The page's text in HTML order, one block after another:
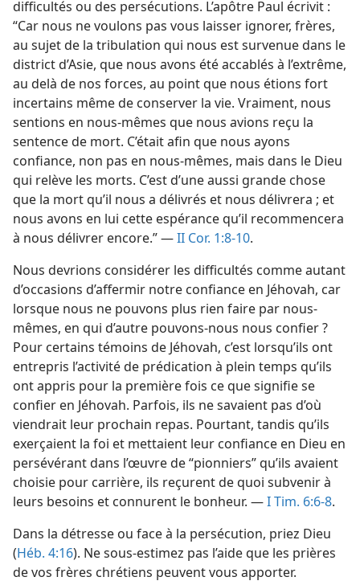
difficultés ou des persécutions. L’apôtre Paul écrivit :
“Car nous ne voulons pas vous laisser ignorer, frères,
au sujet de la tribulation qui nous est survenue dans le
district d’Asie, que nous avons été accablés à l’extrême,
au delà de nos forces, au point que nous étions fort
incertains même de conserver la vie. Vraiment, nous
sentions en nous-​mêmes que nous avions reçu la
sentence de mort. C’était afin que nous ayons
confiance, non pas en nous-​mêmes, mais dans le Dieu
qui relève les morts. C’est d’une aussi grande chose
que la mort qu’il nous a délivrés et nous délivrera ; et
nous avons en lui cette espérance qu’il recommencera
à nous délivrer encore.” —II Cor. 1:8-10.
Nous devrions considérer les difficultés comme autant
d’occasions d’affermir notre confiance en Jéhovah, car
lorsque nous ne pouvons plus rien faire par nous-​
mêmes, en qui d’autre pouvons-​nous nous confier ?
Pour certains témoins de Jéhovah, c’est lorsqu’ils ont
entrepris l’activité de prédication à plein temps qu’ils
ont appris pour la première fois ce que signifie se
confier en Jéhovah. Parfois, ils ne savaient pas d’où
viendrait leur prochain repas. Pourtant, tandis qu’ils
exerçaient la foi et mettaient leur confiance en Dieu en
persévérant dans l’œuvre de “pionniers” qu’ils avaient
choisie pour carrière, ils reçurent de quoi subvenir à
leurs besoins et connurent le bonheur. —I Tim. 6:6-8.
Dans la détresse ou face à la persécution, priez Dieu
(Héb. 4:16). Ne sous-estimez pas l’aide que les prières
de vos frères chrétiens peuvent vous apporter.